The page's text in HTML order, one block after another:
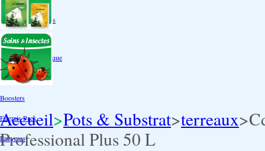
Box double étages
Engrais par familles
Engrais terre
Engrais hydroponique
Engrais-Coco
Boosters
Engrais Pack
Enzymes
Accueil>Pots & Substrat>terreaux>
Professional Plus 50 L